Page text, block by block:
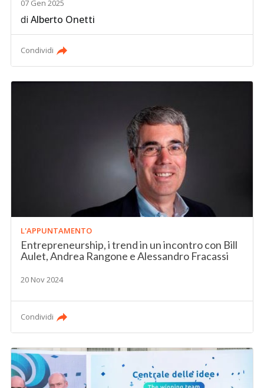
07 Gen 2025
diAlberto Onetti
Condividi
L'APPUNTAMENTO
Entrepreneurship, i trend in un incontro con Bill
Aulet, Andrea Rangone e Alessandro Fracassi
20 Nov 2024
Condividi